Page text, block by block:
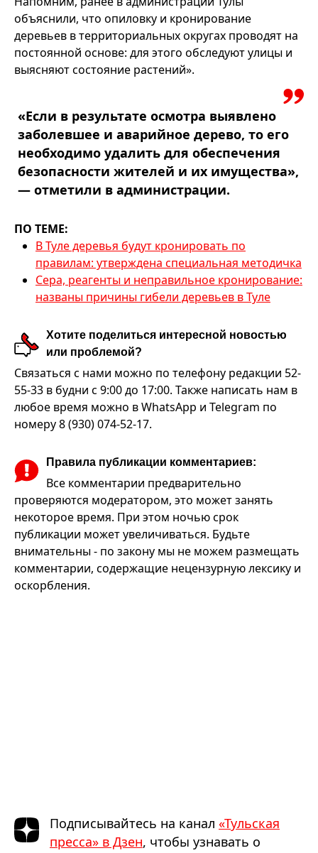
объяснили, что опиловку и кронирование
деревьев в территориальных округах проводят на
постоянной основе: для этого обследуют улицы и
выясняют состояние растений».
«Если в результате осмотра выявлено
заболевшее и аварийное дерево, то его
необходимо удалить для обеспечения
безопасности жителей и их имущества»,
— отметили в администрации.
ПО ТЕМЕ:
В Туле деревья будут кронировать по
правилам: утверждена специальная методичка
Сера, реагенты и неправильное кронирование:
названы причины гибели деревьев в Туле
Хотите поделиться интересной новостью
или проблемой?
Связаться с нами можно по телефону редакции 52-
55-33 в будни с 9:00 до 17:00. Также написать нам в
любое время можно в WhatsApp и Telegram по
номеру 8 (930) 074-52-17.
Правила публикации комментариев:
Все комментарии предварительно
проверяются модератором, это может занять
некоторое время. При этом ночью срок
публикации может увеличиваться. Будьте
внимательны - по закону мы не можем размещать
комментарии, содержащие нецензурную лексику и
оскорбления.
Подписывайтесь на канал «Тульская
пресса» в Дзен, чтобы узнавать о